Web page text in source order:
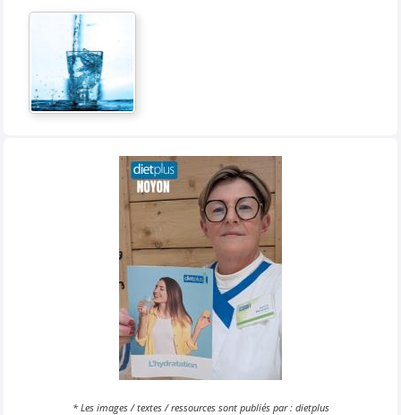
* Les images / textes / ressources sont publiés par : dietplus